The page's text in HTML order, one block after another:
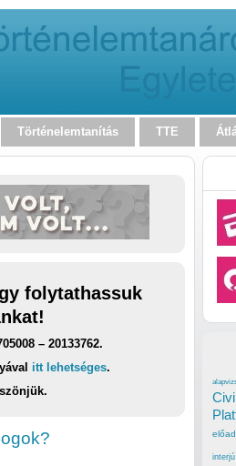
Történelemtanítás TTE
folytathassuk
– 20133762.
itt lehetséges.
interjú